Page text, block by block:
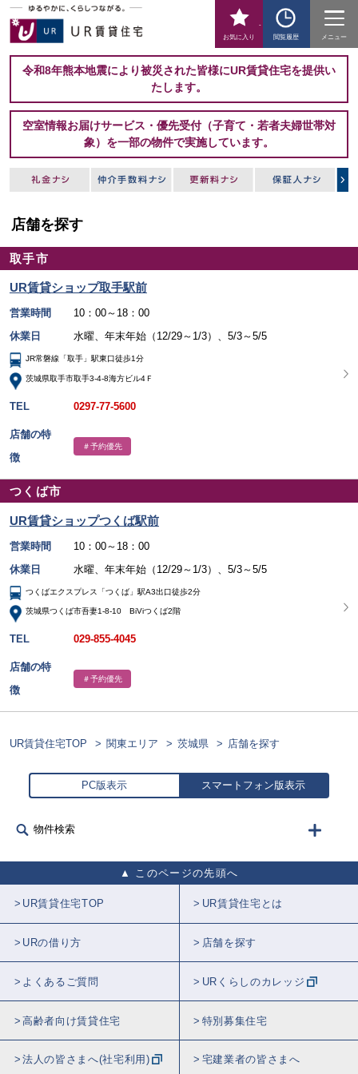
お気に入り
-
閲覧履歴
メニュー
令和8年熊本地震により被災された皆様にUR賃貸住宅を提供い
たします。
空室情報お届けサービス・優先受付（子育て・若者夫婦世帯対
象）を一部の物件で実施しています。
店舗を探す
取手市
UR賃貸ショップ取手駅前
営業時間
10：00～18：00
休業日
水曜、年末年始（12/29～1/3）、5/3～5/5
JR常磐線「取手」駅東口徒歩1分
茨城県取手市取手3-4-8海方ビル4Ｆ
TEL 0297-77-5600
店舗の特
徴
＃予約優先
つくば市
UR賃貸ショップつくば駅前
営業時間
10：00～18：00
休業日
水曜、年末年始（12/29～1/3）、5/3～5/5
つくばエクスプレス「つくば」駅A3出口徒歩2分
茨城県つくば市吾妻1-8-10 BiViつくば2階
TEL 029-855-4045
店舗の特
徴
＃予約優先
UR賃貸住宅TOP 関東エリア 茨城県 店舗を探す
PC版表示 スマートフォン版表示
物件検索
このページの先頭へ
UR賃貸住宅TOP UR賃貸住宅とは
URの借り方 店舗を探す
よくあるご質問 URくらしのカレッジ
高齢者向け賃貸住宅 特別募集住宅
法人の皆さまへ(社宅利用) 宅建業者の皆さまへ